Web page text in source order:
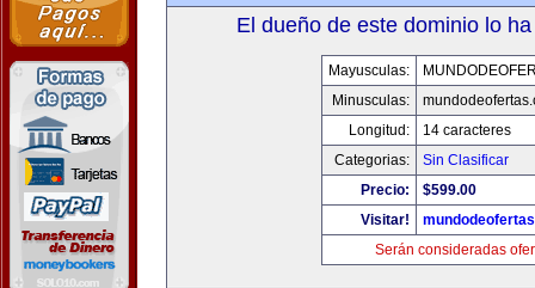
El dueño de este dominio lo
Mayusculas:
Minusculas:
Longitud:
14 caracteres
Categorias:
Sin Clasificar
Precio:
$599.00
Visitar!
Serán consideradas